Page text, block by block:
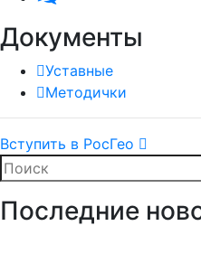
Документы
Уставные
Методички
Вступить в РосГео
Последние